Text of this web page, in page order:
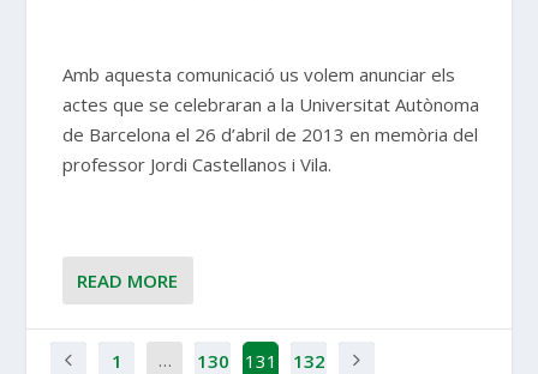
Amb aquesta comunicació us volem anunciar els
actes que se celebraran a la Universitat Autònoma
de Barcelona el 26 d’abril de 2013 en memòria del
professor Jordi Castellanos i Vila.
READ MORE
1 … 130 131 132